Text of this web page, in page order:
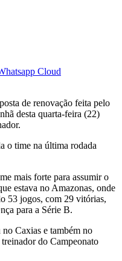
Cloud
de renovação feita pelo
desta quarta-feira (22)
o time na última rodada
mais forte para assumir o
estava no Amazonas, onde
53 jogos, com 29 vitórias,
para a Série B.
Caxias e também no
do Campeonato